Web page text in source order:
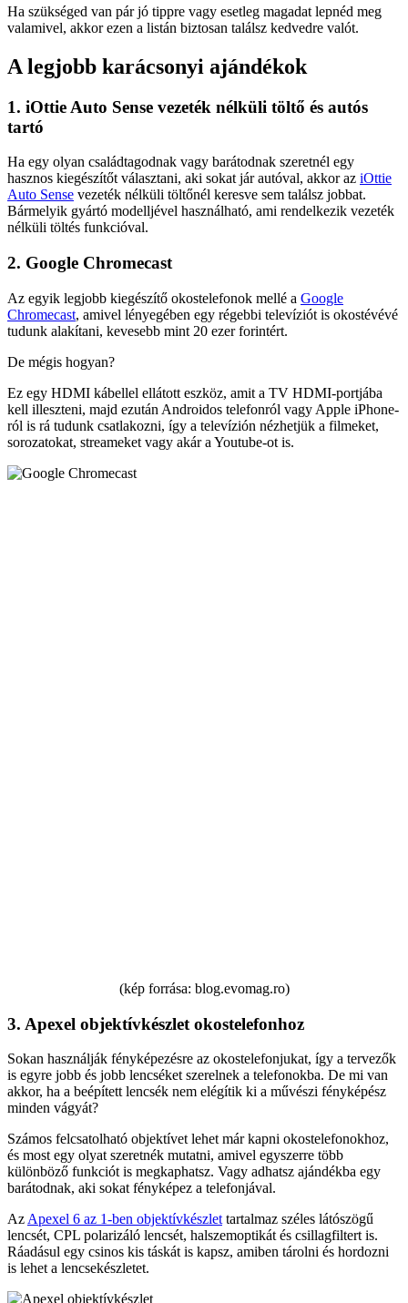
Ha szükséged van pár jó tippre vagy esetleg magadat lepnéd meg
valamivel, akkor ezen a listán biztosan találsz kedvedre valót.
A legjobb karácsonyi ajándékok
1. iOttie Auto Sense vezeték nélküli töltő és autós
tartó
Ha egy olyan családtagodnak vagy barátodnak szeretnél egy
hasznos kiegészítőt választani, aki sokat jár autóval, akkor az iOttie
Auto Sense vezeték nélküli töltőnél keresve sem találsz jobbat.
Bármelyik gyártó modelljével használható, ami rendelkezik vezeték
nélküli töltés funkcióval.
2. Google Chromecast
Az egyik legjobb kiegészítő okostelefonok mellé a Google
Chromecast, amivel lényegében egy régebbi televíziót is okostévévé
tudunk alakítani, kevesebb mint 20 ezer forintért.
De mégis hogyan?
Ez egy HDMI kábellel ellátott eszköz, amit a TV HDMI-portjába
kell illeszteni, majd ezután Androidos telefonról vagy Apple iPhone-
ról is rá tudunk csatlakozni, így a televízión nézhetjük a filmeket,
sorozatokat, streameket vagy akár a Youtube-ot is.
(kép forrása: blog.evomag.ro)
3. Apexel objektívkészlet okostelefonhoz
Sokan használják fényképezésre az okostelefonjukat, így a tervezők
is egyre jobb és jobb lencséket szerelnek a telefonokba. De mi van
akkor, ha a beépített lencsék nem elégítik ki a művészi fényképész
minden vágyát?
Számos felcsatolható objektívet lehet már kapni okostelefonokhoz,
és most egy olyat szeretnék mutatni, amivel egyszerre több
különböző funkciót is megkaphatsz. Vagy adhatsz ajándékba egy
barátodnak, aki sokat fényképez a telefonjával.
Az Apexel 6 az 1-ben objektívkészlet tartalmaz széles látószögű
lencsét, CPL polarizáló lencsét, halszemoptikát és csillagfiltert is.
Ráadásul egy csinos kis táskát is kapsz, amiben tárolni és hordozni
is lehet a lencsekészletet.